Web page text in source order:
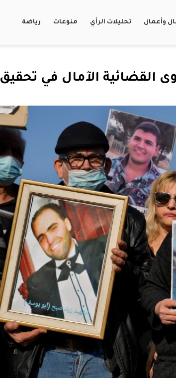
وأعمال تحليلات الرأي منوعات رياضة
القضائية الآمال في تحقيق